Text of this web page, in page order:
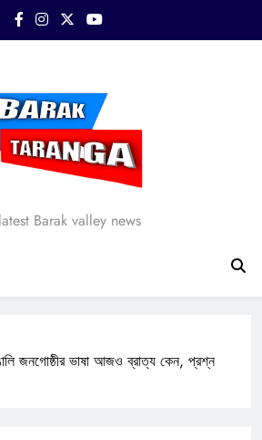
Taranga
Barak valley news
জনগোষ্ঠীর ভাষা আজও ব্রাত্য কেন, প্রশ্ন